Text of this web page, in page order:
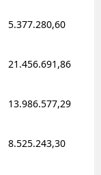
5.377.280,60
21.456.691,86
13.986.577,29
8.525.243,30